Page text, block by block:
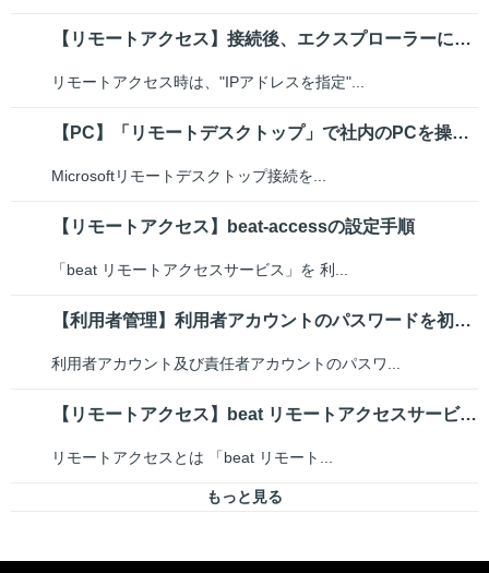
【リモートアクセス】接続後、エクスプローラーに社内のファイルサーバーが表示...
リモートアクセス時は、"IPアドレスを指定"...
【PC】「リモートデスクトップ」で社内のPCを操作したい
Microsoftリモートデスクトップ接続を...
【リモートアクセス】beat-accessの設定手順
「beat リモートアクセスサービス」を 利...
【利用者管理】利用者アカウントのパスワードを初期化（リセット）したい
利用者アカウント及び責任者アカウントのパスワ...
【リモートアクセス】beat リモートアクセスサービスについて
リモートアクセスとは 「beat リモート...
もっと見る